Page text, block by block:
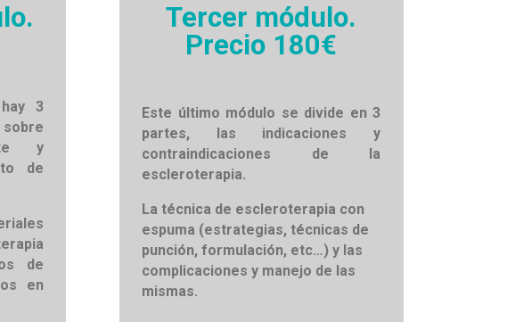
3
y
de
de
en
Tercer módulo.
Precio 180€
Este último módulo se divide en 3
partes, las indicaciones y
contraindicaciones de la
escleroterapia.
La técnica de escleroterapia con
espuma (estrategias, técnicas de
punción, formulación, etc…) y las
complicaciones y manejo de las
mismas.